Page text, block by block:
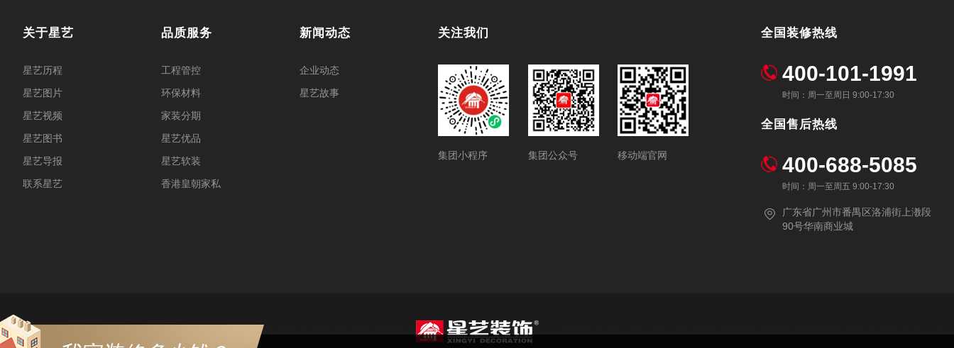
关于星艺
星艺历程
星艺图片
星艺视频
星艺图书
星艺导报
联系星艺
品质服务
工程管控
环保材料
家装分期
星艺优品
星艺软装
香港皇朝家私
新闻动态
企业动态
星艺故事
关注我们
集团小程序 集团公众号 移动端官网
全国装修热线
400-101-1991
时间：周一至周日 9:00-17:30
全国售后热线
400-688-5085
时间：周一至周五 9:00-17:30
广东省广州市番禺区洛浦街上漖段
90号华南商业城